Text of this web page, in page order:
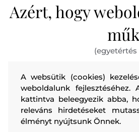
Azért, hogy
A websütik (cookies)
weboldalunk
kattintva beleegyezik abba,
releváns hirdetéseket
élményt nyújtsunk Önnek.